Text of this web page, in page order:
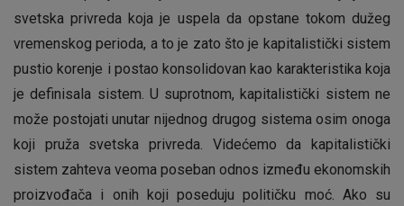
svetska privreda koja je uspela da opstane tokom dužeg
vremenskog perioda, a to je zato što je kapitalistički sistem
pustio korenje i postao konsolidovan kao karakteristika koja
je definisala sistem. U suprotnom, kapitalistički sistem ne
može postojati unutar nijednog drugog sistema osim onoga
koji pruža svetska privreda. Videćemo da kapitalistički
sistem zahteva veoma poseban odnos između ekonomskih
proizvođača i onih koji poseduju političku moć. Ako su